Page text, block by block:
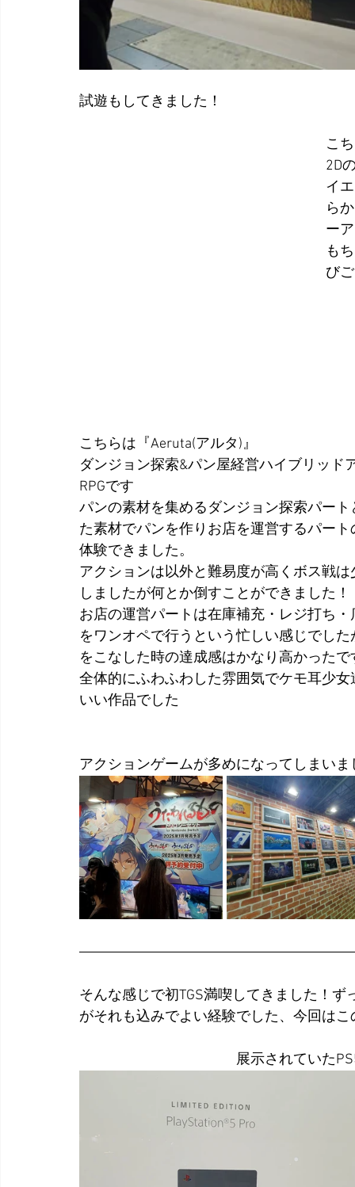
試遊もしてきました！
こ
2D
イ
ら
ー
も
び
こちらは『Aeruta(アルタ)』
ダンジョン探索&パン屋経営ハイブリッド
RPGです
パンの素材を集めるダンジョン探索パート
た素材でパンを作りお店を運営するパート
体験できました。
アクションは以外と難易度が高くボス戦は
しましたが何とか倒すことができました！
お店の運営パートは在庫補充・レジ打ち・
をワンオペで行うという忙しい感じでした
をこなした時の達成感はかなり高かったで
全体的にふわふわした雰囲気でケモ耳少女
いい作品でした
アクションゲームが多めになってしまい
そんな感じで初TGS満喫してきました！
がそれも込みでよい経験でした、今回は
展示されていた